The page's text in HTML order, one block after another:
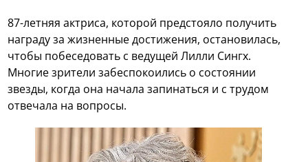
87-летняя актриса, которой предстояло получить
награду за жизненные достижения, остановилась,
чтобы побеседовать с ведущей Лилли Сингх.
Многие зрители забеспокоились о состоянии
звезды, когда она начала запинаться и с трудом
отвечала на вопросы.